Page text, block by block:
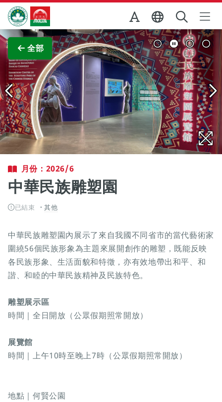
跳至主内容
澳門特別行政區政府旅遊局
全部
查看原圖
月份：2026/6
中華民族雕塑園
已結束 其他
中華民族雕塑園內展示了來自我國不同省市的當代藝術家
圍繞56個民族形象為主題來展開創作的雕塑，既能反映
各民族形象、生活面貌和特徵，亦有效地帶出和平、和
諧、和睦的中華民族精神及民族特色。
雕塑展示區
時間｜全日開放（公眾假期照常開放）
展覽館
時間｜上午10時至晚上7時（公眾假期照常開放）
地點｜何賢公園